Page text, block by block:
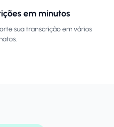
em minutos
sua transcrição em vários